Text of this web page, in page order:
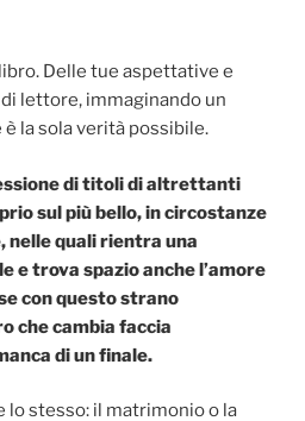
Delle tue aspettative e
lettore, immaginando un
la sola verità possibile.
di titoli di altrettanti
sul più bello, in circostanze
nelle quali rientra una
e trova spazio anche l’amore
con questo strano
che cambia faccia
di un finale.
lo stesso: il matrimonio o la